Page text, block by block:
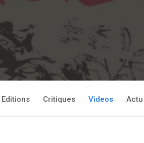
Editions Critiques Videos Actu